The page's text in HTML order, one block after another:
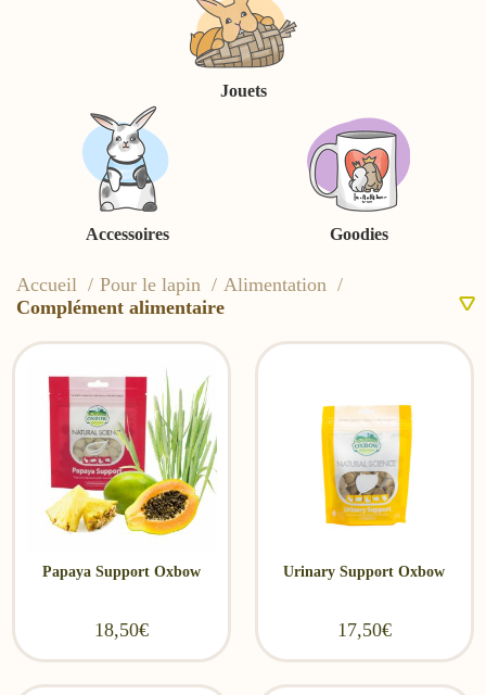
Jouets
Accessoires Goodies
Accueil Pour le lapin
Alimentation
Complément alimentaire
Papaya Support Oxbow
18,50€
Urinary Support Oxbow
17,50€